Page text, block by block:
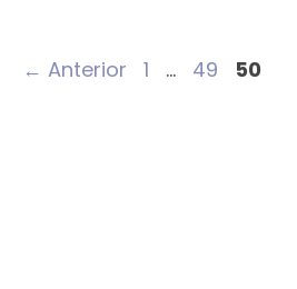
← Anterior Página
1 … Página
49 Página
50